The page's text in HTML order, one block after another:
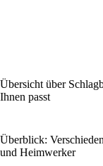
Übersicht über
Ihnen passt
Überblick:
und Heimwerker